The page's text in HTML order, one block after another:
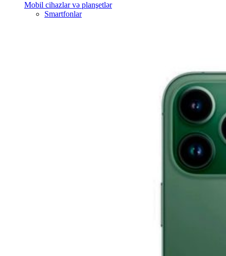
Mobil cihazlar və planşetlər
Smartfonlar